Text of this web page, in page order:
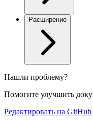
Расширение
Нашли проблему?
Помогите улучшить
Редактировать на GitHub